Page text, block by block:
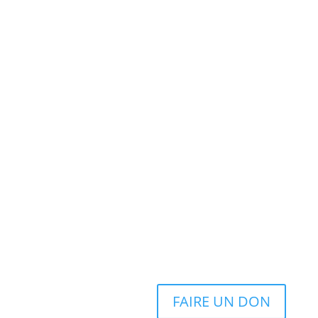
FAIRE UN DON